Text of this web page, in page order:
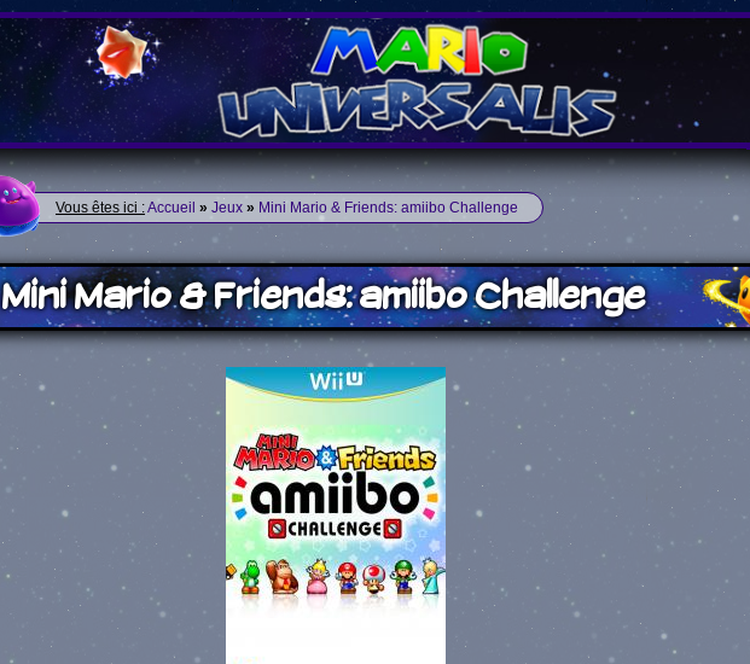
Vous êtes ici :Accueil » Jeux » Mini Mario & Friends: amiibo Challenge
Mini Mario & Friends: amiibo Challenge